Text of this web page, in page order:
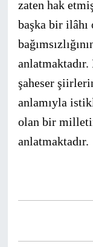
zaten hak
başka bir
şaheser
anlamıyla
olan bir
anlatmaktadır.